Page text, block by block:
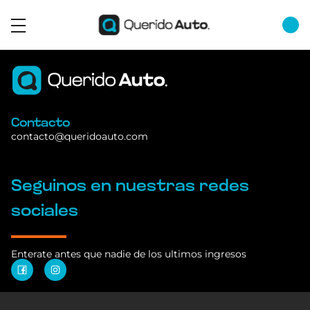
Contacto
contacto@queridoauto.com
Seguinos en nuestras redes
sociales
Enterate antes que nadie de los ultimos ingresos